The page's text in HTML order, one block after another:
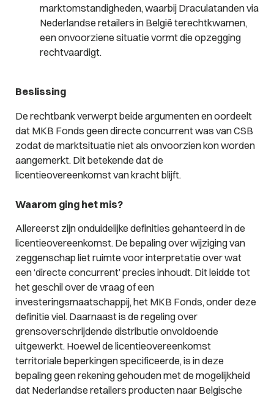
marktomstandigheden, waarbij Draculatanden via
Nederlandse retailers in België terechtkwamen,
een onvoorziene situatie vormt die opzegging
rechtvaardigt.
Beslissing
De rechtbank verwerpt beide argumenten en oordeelt
dat MKB Fonds geen directe concurrent was van CSB
zodat de marktsituatie niet als onvoorzien kon worden
aangemerkt. Dit betekende dat de
licentieovereenkomst van kracht blijft.
Waarom ging het mis?
Allereerst zijn onduidelijke definities gehanteerd in de
licentieovereenkomst. De bepaling over wijziging van
zeggenschap liet ruimte voor interpretatie over wat
een ‘directe concurrent’ precies inhoudt. Dit leidde tot
het geschil over de vraag of een
investeringsmaatschappij, het MKB Fonds, onder deze
definitie viel. Daarnaast is de regeling over
grensoverschrijdende distributie onvoldoende
uitgewerkt. Hoewel de licentieovereenkomst
territoriale beperkingen specificeerde, is in deze
bepaling geen rekening gehouden met de mogelijkheid
dat Nederlandse retailers producten naar Belgische